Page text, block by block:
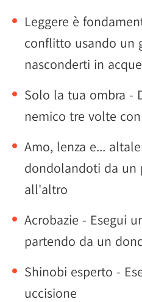
Leggere è
conflitto usando un
nasconderti in
Solo la tua ombra -
nemico tre volte
Amo, lenza e...
dondolandoti da un
all'altro
Acrobazie - Esegui
partendo da un
Shinobi esperto -
uccisione